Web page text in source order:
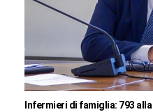
Infermieri di famiglia: 793